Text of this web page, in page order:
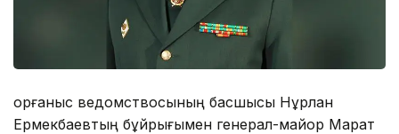
Қорғаныс ведомствосының басшысы Нұрлан
Ермекбаевтың бұйрығымен генерал-майор Марат